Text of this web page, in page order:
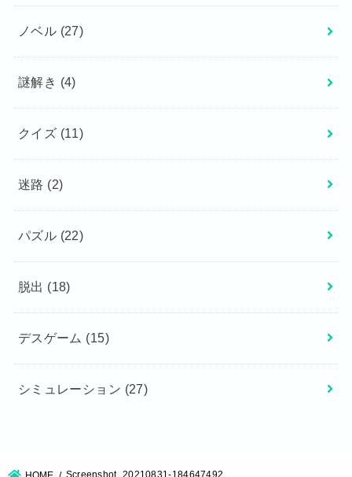
ノベル (27)
謎解き (4)
クイズ (11)
迷路 (2)
パズル (22)
脱出 (18)
デスゲーム (15)
シミュレーション (27)
HOME Screenshot_20210831-184647492